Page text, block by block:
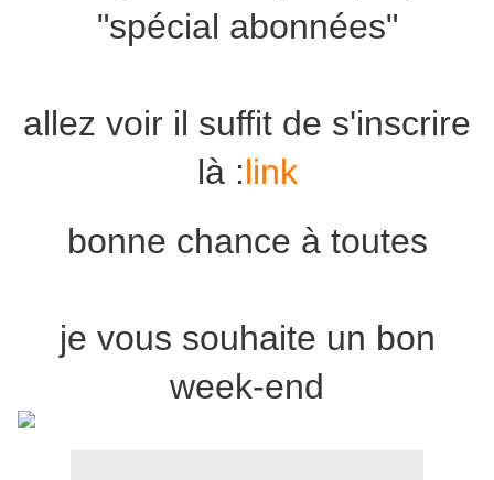
"spécial abonnées"
allez voir il suffit de s'inscrire
là :link
bonne chance à toutes
je vous souhaite un bon
week-end